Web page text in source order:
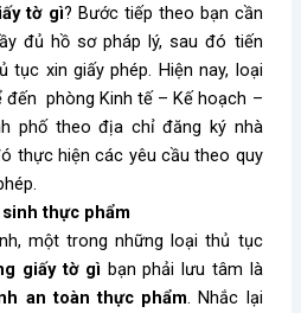
tờ gì? Bước tiếp theo bạn cần
đủ hồ sơ pháp lý, sau đó tiến
tục xin giấy phép. Hiện nay, loại
đến phòng Kinh tế – Kế hoạch –
phố theo địa chỉ đăng ký nhà
thực hiện các yêu cầu theo quy
sinh thực phẩm
một trong những loại thủ tục
giấy tờ gì bạn phải lưu tâm là
an toàn thực phẩm. Nhắc lại